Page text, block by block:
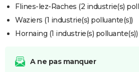
Flines-lez-Raches (2 industrie(s)
Waziers (1 industrie(s) polluante(s))
Hornaing (1 industrie(s) polluante(s))
A ne pas manquer